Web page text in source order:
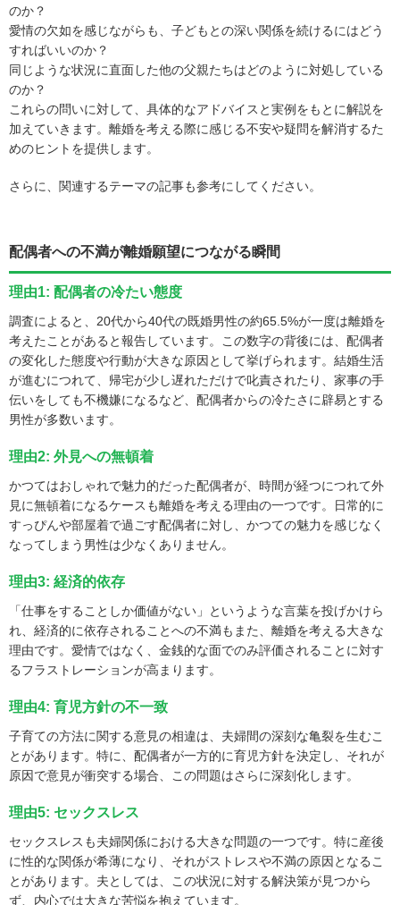
のか？
愛情の欠如を感じながらも、子どもとの深い関係を続けるにはどう
すればいいのか？
同じような状況に直面した他の父親たちはどのように対処している
のか？
これらの問いに対して、具体的なアドバイスと実例をもとに解説を
加えていきます。離婚を考える際に感じる不安や疑問を解消するた
めのヒントを提供します。
さらに、関連するテーマの記事も参考にしてください。
配偶者への不満が離婚願望につながる瞬間
理由1: 配偶者の冷たい態度
調査によると、20代から40代の既婚男性の約65.5%が一度は離婚を
考えたことがあると報告しています。この数字の背後には、配偶者
の変化した態度や行動が大きな原因として挙げられます。結婚生活
が進むにつれて、帰宅が少し遅れただけで叱責されたり、家事の手
伝いをしても不機嫌になるなど、配偶者からの冷たさに辟易とする
男性が多数います。
理由2: 外見への無頓着
かつてはおしゃれで魅力的だった配偶者が、時間が経つにつれて外
見に無頓着になるケースも離婚を考える理由の一つです。日常的に
すっぴんや部屋着で過ごす配偶者に対し、かつての魅力を感じなく
なってしまう男性は少なくありません。
理由3: 経済的依存
「仕事をすることしか価値がない」というような言葉を投げかけら
れ、経済的に依存されることへの不満もまた、離婚を考える大きな
理由です。愛情ではなく、金銭的な面でのみ評価されることに対す
るフラストレーションが高まります。
理由4: 育児方針の不一致
子育ての方法に関する意見の相違は、夫婦間の深刻な亀裂を生むこ
とがあります。特に、配偶者が一方的に育児方針を決定し、それが
原因で意見が衝突する場合、この問題はさらに深刻化します。
理由5: セックスレス
セックスレスも夫婦関係における大きな問題の一つです。特に産後
に性的な関係が希薄になり、それがストレスや不満の原因となるこ
とがあります。夫としては、この状況に対する解決策が見つから
ず、内心では大きな苦悩を抱えています。